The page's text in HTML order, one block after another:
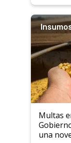
Multas
una